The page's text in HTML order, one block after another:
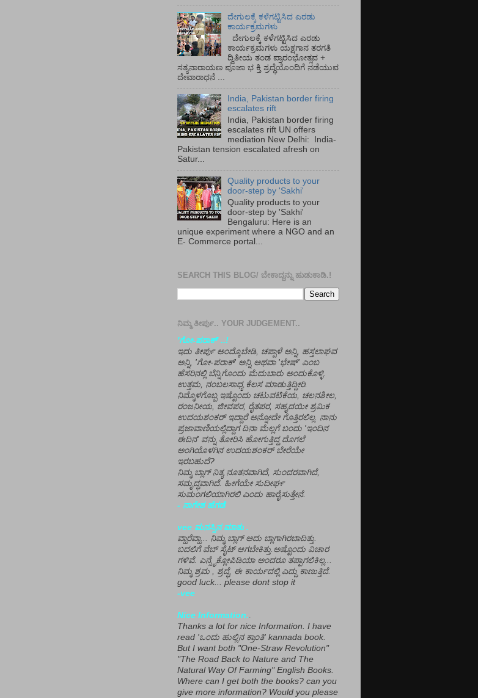
ದೇಗುಲಕ್ಕೆ ಕಳೆಗಟ್ಟಿಸಿದ ಎರಡು
ಕಾರ್ಯಕ್ರಮಗಳು
ದೇಗುಲಕ್ಕೆ ಕಳೆಗಟ್ಟಿಸಿದ ಎರಡು
ಕಾರ್ಯಕ್ರಮಗಳು ಯಕ್ಷಗಾನ ತರಗತಿ
ದ್ವಿತೀಯ ತಂಡ ಪ್ರಾರಂಭೋತ್ಸವ +
ಸತ್ಯನಾರಾಯಣ ಪೂಜಾ ಭ ಕ್ತಿ ಶ್ರದ್ಧೆಯೊಂದಿಗೆ ನಡೆಯುವ
ದೇವಾರಾಧನೆ ...
India, Pakistan border firing
escalates rift
India, Pakistan border firing
escalates rift UN offers
mediation New Delhi: India-
Pakistan tension escalated afresh on
Satur...
Quality products to your
door-step by 'Sakhi'
Quality products to your
door-step by 'Sakhi'
Bengaluru: Here is an
unique experiment where a NGO and an
E- Commerce portal...
SEARCH THIS BLOG/ ಬೇಕಾದ್ದನ್ನು ಹುಡುಕಾಡಿ.!
ನಿಮ್ಮ ತೀರ್ಪು.. YOUR JUDGEMENT..
'ಗೋ-ಪರಾಕ್' ..!
ಇದು ತೀರ್ಪು ಅಂದ್ಕೊಬೇಡಿ, ಚಪ್ಪಾಳೆ ಅನ್ನಿ, ಹಸ್ತಲಾಘವ
ಅನ್ನಿ, 'ಗೋ-ಪರಾಕ್' ಅನ್ನಿ ಅಥವಾ 'ಭೇಷ್' ಎಂಬ
ಹೆಸರಿನಲ್ಲಿ ಬೆನ್ನಿಗೊಂದು ಮೆದುಬಾರು ಅಂದುಕೊಳ್ಳಿ.
ಉತ್ತಮ, ನಂಬಲಸಾಧ್ಯ ಕೆಲಸ ಮಾಡುತ್ತಿದ್ದೀರಿ.
ನಿಮ್ಮೊಳಗೊಬ್ಬ ಇಷ್ಟೊಂದು ಚಟುವಟಿಕೆಯ, ಚಲನಶೀಲ,
ರಂಜನೀಯ, ಜೀವಪರ, ರೈತಪರ, ಸಹೃದಯೀ ಶ್ರಮಿಕ
ಉದಯಶಂಕರ್ ಇದ್ದಾರೆ ಅನ್ನೋದೇ ಗೊತ್ತಿರಲಿಲ್ಲ. ನಾನು
ಪ್ರಜಾವಾಣಿಯಲ್ಲಿದ್ದಾಗ ದಿನಾ ಮೆಲ್ಲಗೆ ಬಂದು 'ಇಂದಿನ
ಈದಿನ' ವನ್ನು ತೋರಿಸಿ ಹೋಗುತ್ತಿದ್ದ ದೊಗಲೆ
ಅಂಗಿಯೊಳಗಿನ ಉದಯಶಂಕರ್ ಬೇರೆಯೇ
ಇರಬಹುದೆ?
ನಿಮ್ಮ ಬ್ಲಾಗ್ ನಿತ್ಯ ನೂತನವಾಗಿದೆ, ಸುಂದರವಾಗಿದೆ,
ಸಮೃದ್ಧವಾಗಿದೆ. ಹೀಗೆಯೇ ಸುದೀರ್ಘ
ಸುಮಂಗಲಿಯಾಗಿರಲಿ ಎಂದು ಹಾರೈಸುತ್ತೇನೆ.
- ನಾಗೇಶ ಹೆಗಡೆ
vee ಮನಸ್ಸಿನ ಮಾತು .
ವ್ಹಾರೆವ್ಹಾ... ನಿಮ್ಮ ಬ್ಲಾಗ್ ಅದು ಬ್ಲಾಗಾಗಿರಬಾದಿತ್ತು.
ಬದಲಿಗೆ ವೆಬ್ ಸೈಟ್ ಆಗಬೇಕಿತ್ತು.ಅಷ್ಟೊಂದು ವಿಚಾರ
ಗಳಿವೆ. ಎನ್ಸೈಕ್ಲೋಪಿಡಿಯಾ ಅಂದರೂ ತಪ್ಪಾಗಲಿಕಿಲ್ಲ...
ನಿಮ್ಮ ಶ್ರಮ , ಶ್ರದ್ಧೆ, ಈ ಕಾರ್ಯದಲ್ಲಿ ಎದ್ದು ಕಾಣುತ್ತಿದೆ.
good luck... please dont stop it
-vee
Nice Information..
Thanks a lot for nice Information. I have
read 'ಒಂದು ಹುಲ್ಲಿನ ಕ್ರಾಂತಿ' kannada book.
But I want both "One-Straw Revolution"
"The Road Back to Nature and The
Natural Way Of Farming" English Books.
Where can I get both the books? can you
give more information? Would you please